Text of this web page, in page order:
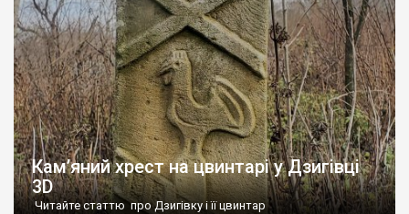
палацу виїхала лікарня – ми точно не […]
Кам’яний хрест на цвинтарі у Дзигівці
3D
Читайте статтю про Дзигівку і її цвинтар